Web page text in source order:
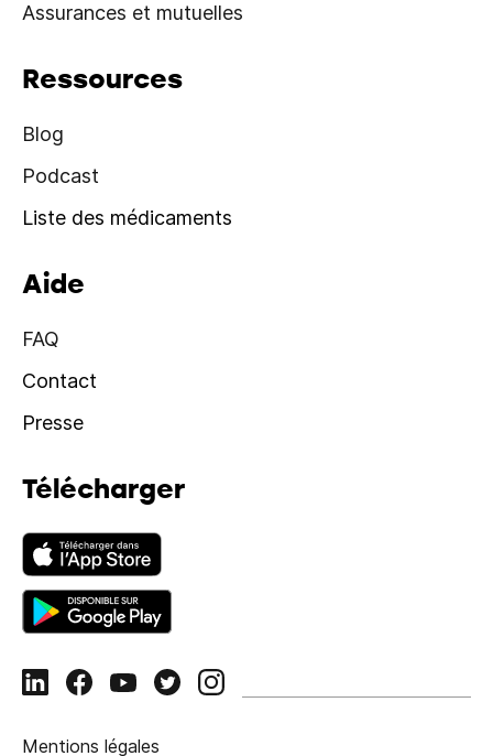
Assurances et mutuelles
Ressources
Blog
Podcast
Liste des médicaments
Aide
FAQ
Contact
Presse
Télécharger
Mentions légales